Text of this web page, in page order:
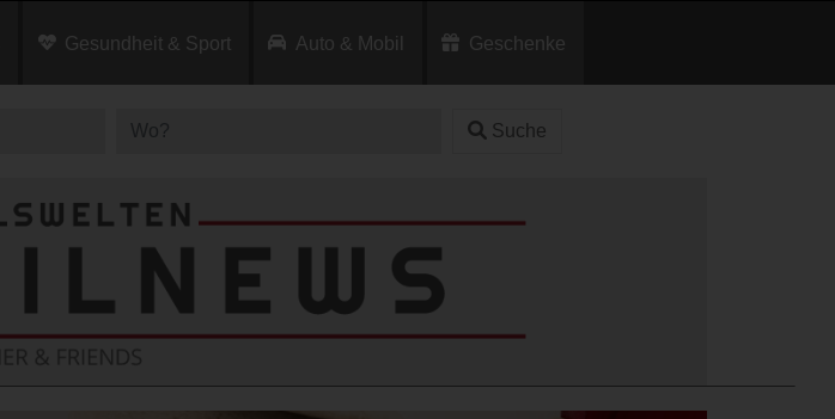
Gesundheit & Sport Auto & Mobil Geschenke
Suche